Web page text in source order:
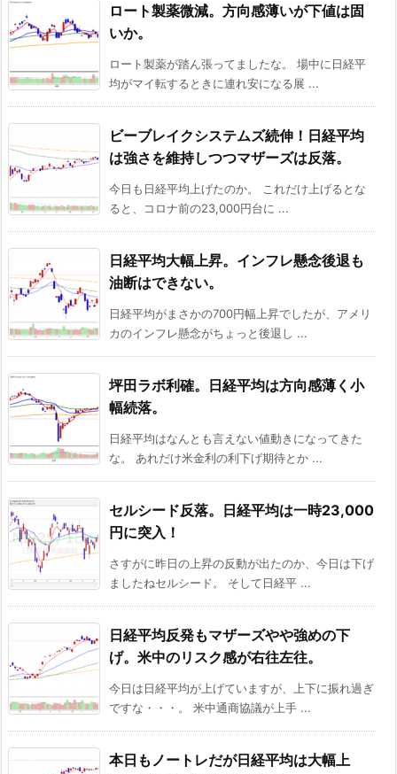
ロート製薬微減。方向感薄いが下値は固
いか。
ロート製薬が踏ん張ってましたな。 場中に日経平
均がマイ転するときに連れ安になる展 ...
ビーブレイクシステムズ続伸！日経平均
は強さを維持しつつマザーズは反落。
今日も日経平均上げたのか。 これだけ上げるとな
ると、コロナ前の23,000円台に ...
日経平均大幅上昇。インフレ懸念後退も
油断はできない。
日経平均がまさかの700円幅上昇でしたが、アメリ
カのインフレ懸念がちょっと後退し ...
坪田ラボ利確。日経平均は方向感薄く小
幅続落。
日経平均はなんとも言えない値動きになってきた
な。 あれだけ米金利の利下げ期待とか ...
セルシード反落。日経平均は一時23,000
円に突入！
さすがに昨日の上昇の反動が出たのか、今日は下げ
ましたねセルシード。 そして日経平 ...
日経平均反発もマザーズやや強めの下
げ。米中のリスク感が右往左往。
今日は日経平均が上げていますが、上下に振れ過ぎ
ですな・・・。 米中通商協議が上手 ...
本日もノートレだが日経平均は大幅上